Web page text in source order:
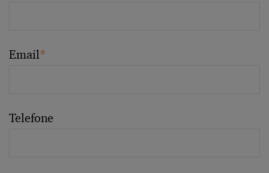
Email*
Telefone